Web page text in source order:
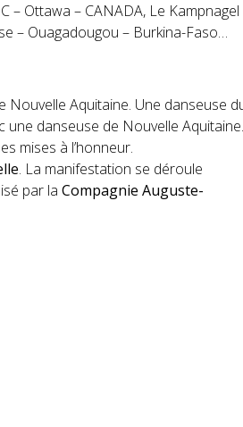
– Ottawa – CANADA, Le Kampnagel
– Ouagadougou – Burkina-Faso…
Aquitaine. Une danseuse
une danseuse de Nouvelle Aquitaine.
mises à l’honneur.
. La manifestation se déroule
par la Compagnie Auguste-